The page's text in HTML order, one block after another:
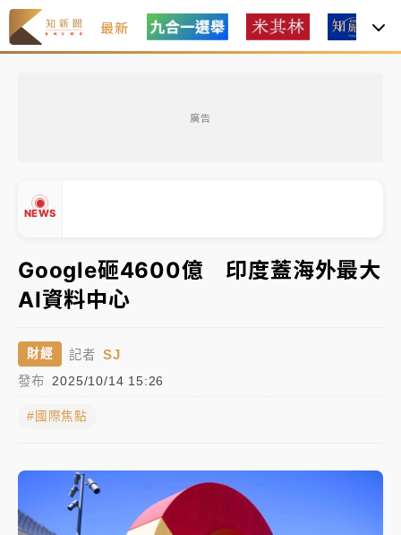
最新
廣告
NEWS
中信慈善基金會想增加董事人數！辜仲諒向法院聲請遭
駁 理由曝光
故宮《龍藏經》特展第2檔！今線上預約開賣一度塞車
周六起展出延長至晚上7時
父親節泡湯了！中颱白海豚雨彈轟3天 「紅到發紫」降
雨熱區曝
暑假過三周才推「E宿新北打卡趣」！抽獎程序複雜 觀
旅局回應了
Google砸4600億 印度蓋海外最大
AI資料中心
財經 記者 SJ
發布 2025/10/14 15:26
#國際焦點